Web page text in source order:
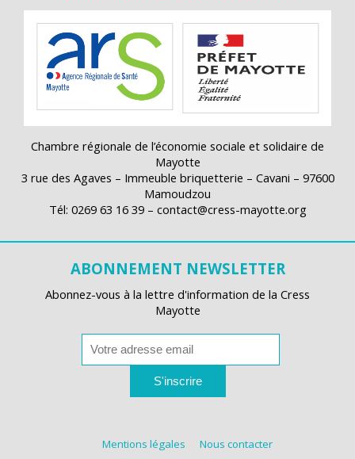
Chambre régionale de l’économie sociale et solidaire de
Mayotte
3 rue des Agaves – Immeuble briquetterie – Cavani – 97600
Mamoudzou
Tél: 0269 63 16 39 – contact@cress-mayotte.org
ABONNEMENT NEWSLETTER
Abonnez-vous à la lettre d'information de la Cress
Mayotte
S'inscrire
Mentions légales Nous contacter